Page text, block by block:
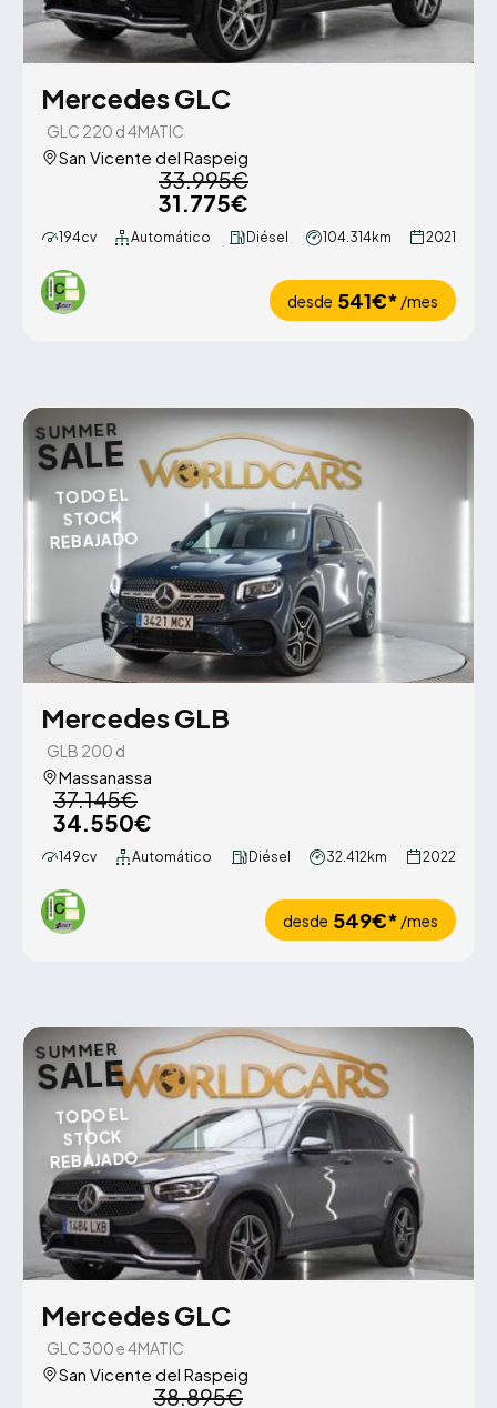
Mercedes GLC
GLC 220 d 4MATIC
San Vicente del Raspeig
33.995€
31.775€
194cv Automático Diésel 104.314km 2021
desde 541€* /mes
SUMMER
SALE
TODO EL
STOCK
REBAJADO
Mercedes GLB
GLB 200 d
Massanassa
37.145€
34.550€
149cv Automático Diésel 32.412km 2022
desde 549€* /mes
SUMMER
SALE
TODO EL
STOCK
REBAJADO
Mercedes GLC
GLC 300 e 4MATIC
San Vicente del Raspeig
38.895€